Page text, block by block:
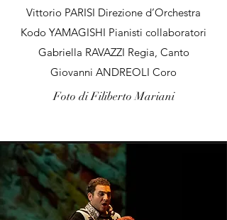
Vittorio PARISI Direzione d’Orchestra
Kodo YAMAGISHI Pianisti collaboratori
Gabriella RAVAZZI Regia, Canto
Giovanni ANDREOLI Coro
Foto di Filiberto Mariani